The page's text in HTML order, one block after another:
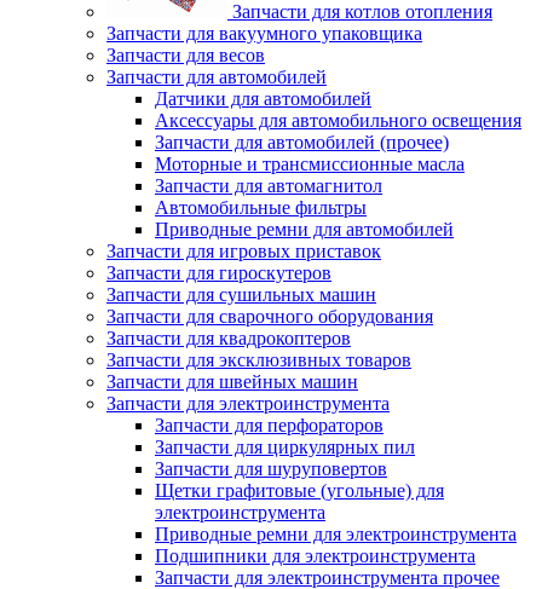
Запчасти для котлов отопления
Запчасти для вакуумного упаковщика
Запчасти для весов
Запчасти для автомобилей
Датчики для автомобилей
Аксессуары для автомобильного освещения
Запчасти для автомобилей (прочее)
Моторные и трансмиссионные масла
Запчасти для автомагнитол
Автомобильные фильтры
Приводные ремни для автомобилей
Запчасти для игровых приставок
Запчасти для гироскутеров
Запчасти для сушильных машин
Запчасти для сварочного оборудования
Запчасти для квадрокоптеров
Запчасти для эксклюзивных товаров
Запчасти для швейных машин
Запчасти для электроинструмента
Запчасти для перфораторов
Запчасти для циркулярных пил
Запчасти для шуруповертов
Щетки графитовые (угольные) для
электроинструмента
Приводные ремни для электроинструмента
Подшипники для электроинструмента
Запчасти для электроинструмента прочее